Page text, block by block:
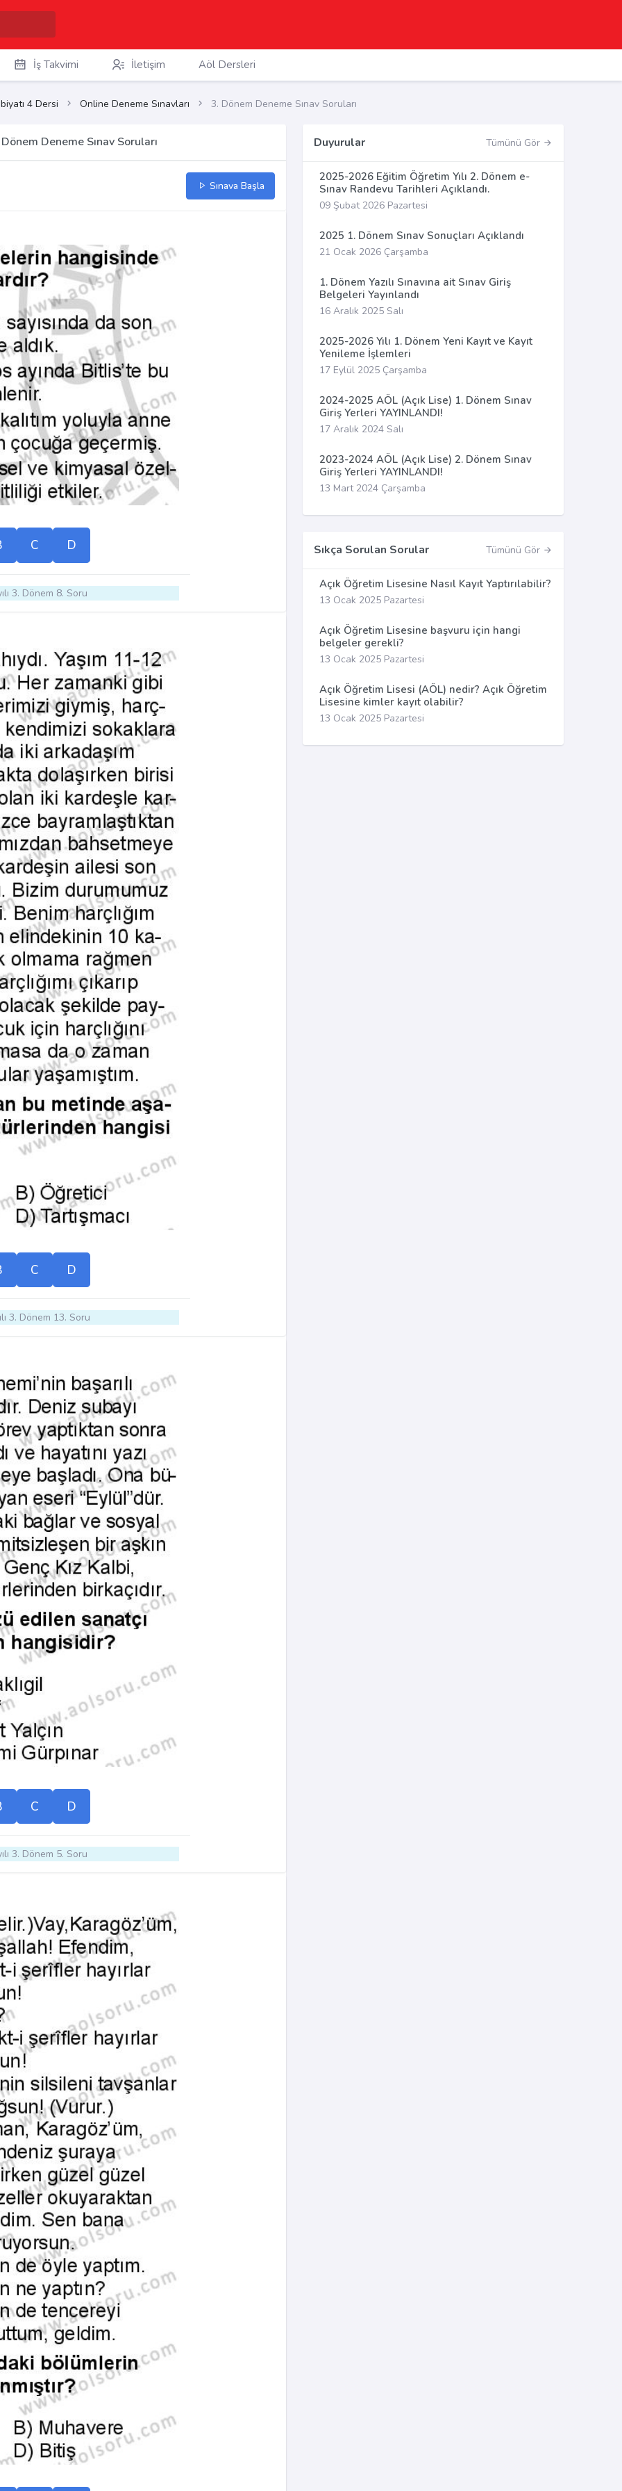
İş Takvimi İletişim Aöl Dersleri
4 Dersi Online Deneme Sınavları 3. Dönem Deneme Sınav Soruları
Deneme Sınav Soruları
Sınava Başla
C D
3. Dönem 8. Soru
C D
3. Dönem 13. Soru
C D
3. Dönem 5. Soru
Duyurular Tümünü Gör
2025-2026 Eğitim Öğretim Yılı 2. Dönem e-
Sınav Randevu Tarihleri Açıklandı.
09 Şubat 2026 Pazartesi
2025 1. Dönem Sınav Sonuçları Açıklandı
21 Ocak 2026 Çarşamba
1. Dönem Yazılı Sınavına ait Sınav Giriş
Belgeleri Yayınlandı
16 Aralık 2025 Salı
2025-2026 Yılı 1. Dönem Yeni Kayıt ve Kayıt
Yenileme İşlemleri
17 Eylül 2025 Çarşamba
2024-2025 AÖL (Açık Lise) 1. Dönem Sınav
Giriş Yerleri YAYINLANDI!
17 Aralık 2024 Salı
2023-2024 AÖL (Açık Lise) 2. Dönem Sınav
Giriş Yerleri YAYINLANDI!
13 Mart 2024 Çarşamba
Sıkça Sorulan Sorular Tümünü Gör
Açık Öğretim Lisesine Nasıl Kayıt Yaptırılabilir?
13 Ocak 2025 Pazartesi
Açık Öğretim Lisesine başvuru için hangi
belgeler gerekli?
13 Ocak 2025 Pazartesi
Açık Öğretim Lisesi (AÖL) nedir? Açık Öğretim
Lisesine kimler kayıt olabilir?
13 Ocak 2025 Pazartesi